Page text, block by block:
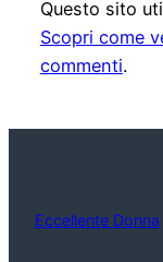
Questo sito
Scopri come
commenti.
Eccellente Donna